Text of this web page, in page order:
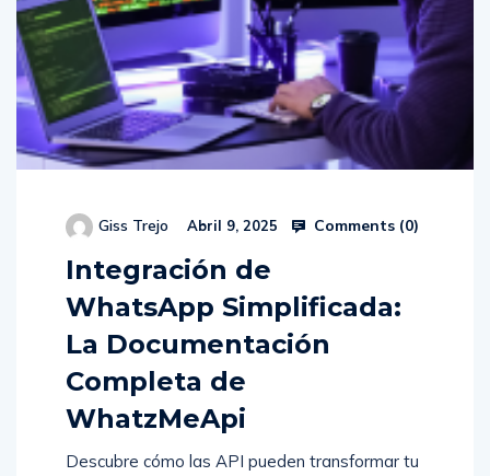
Giss Trejo Abril 9, 2025 Comments (0)
Integración de
WhatsApp Simplificada:
La Documentación
Completa de
WhatzMeApi
Descubre cómo las API pueden transformar tu